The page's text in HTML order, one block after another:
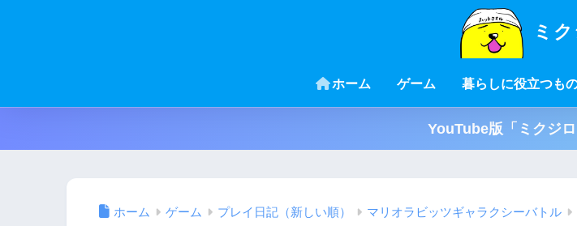
ミ
ホーム ゲーム 暮らしに役立つも
YouTube版「ミクジ
ホーム ゲーム プレイ日記（新しい順） マリオラビッツギャラクシーバトル